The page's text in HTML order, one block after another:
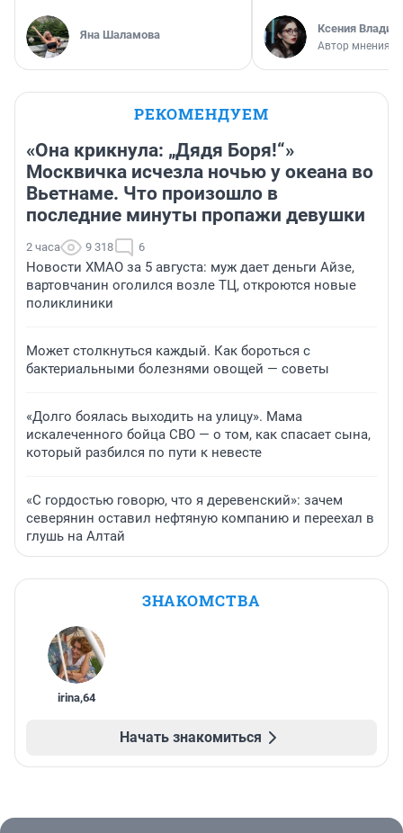
Яна Шаламова Ксения
Автор мнения
РЕКОМЕНДУЕМ
«Она крикнула: „Дядя Боря!“»
Москвичка исчезла ночью у океана во
Вьетнаме. Что произошло в
последние минуты пропажи девушки
2 часа 9 318 6
Новости ХМАО за 5 августа: муж дает деньги Айзе,
вартовчанин оголился возле ТЦ, откроются новые
поликлиники
Может столкнуться каждый. Как бороться с
бактериальными болезнями овощей — советы
«Долго боялась выходить на улицу». Мама
искалеченного бойца СВО — о том, как спасает сына,
который разбился по пути к невесте
«С гордостью говорю, что я деревенский»: зачем
северянин оставил нефтяную компанию и переехал в
глушь на Алтай
ЗНАКОМСТВА
irina,64
Начать знакомиться